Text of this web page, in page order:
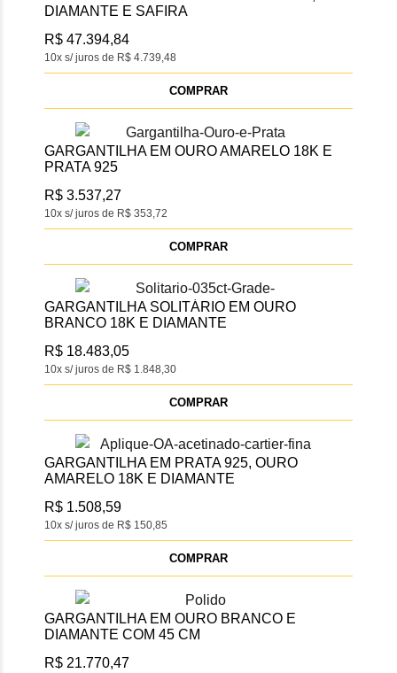
DIAMANTE E SAFIRA
10x s/ juros de R$ 4.739,48
R$ 47.394,84
COMPRAR
GARGANTILHA EM OURO AMARELO 18K E
PRATA 925
10x s/ juros de R$ 353,72
R$ 3.537,27
COMPRAR
GARGANTILHA SOLITÁRIO EM OURO
BRANCO 18K E DIAMANTE
10x s/ juros de R$ 1.848,30
R$ 18.483,05
COMPRAR
GARGANTILHA EM PRATA 925, OURO
AMARELO 18K E DIAMANTE
10x s/ juros de R$ 150,85
R$ 1.508,59
COMPRAR
GARGANTILHA EM OURO BRANCO E
DIAMANTE COM 45 CM
R$ 21.770,47